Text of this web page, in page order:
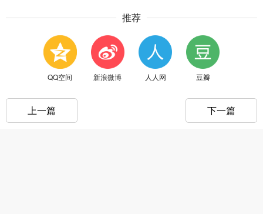
推荐
QQ空间 新浪微博 人人网 豆瓣
上一篇 下一篇